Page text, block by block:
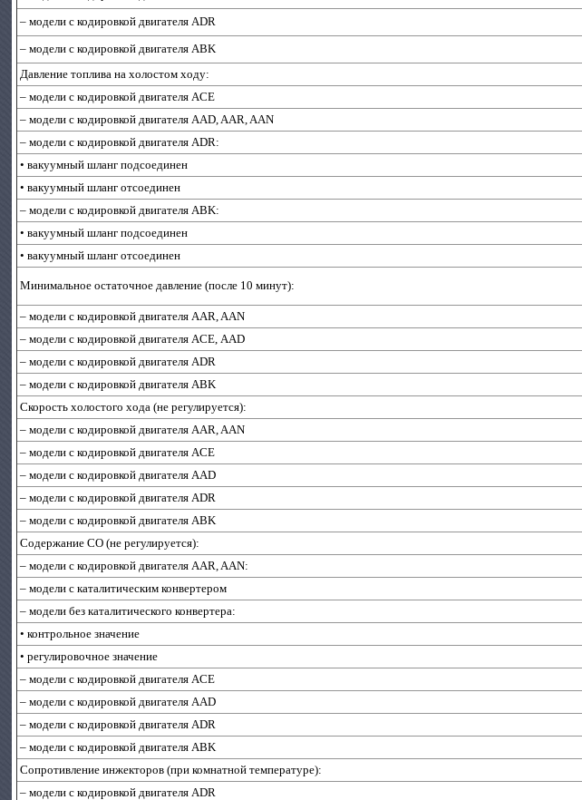
– модели с кодировкой двигателя ADR
– модели с кодировкой двигателя ABK
Давление топлива на холостом ходу:
– модели с кодировкой двигателя AСЕ
– модели с кодировкой двигателя AAD, AAR, AAN
– модели с кодировкой двигателя ADR:
• вакуумный шланг подсоединен
• вакуумный шланг отсоединен
– модели с кодировкой двигателя ABK:
• вакуумный шланг подсоединен
• вакуумный шланг отсоединен
Минимальное остаточное давление (после 10 минут):
– модели с кодировкой двигателя AAR, AAN
– модели с кодировкой двигателя AСЕ, AAD
– модели с кодировкой двигателя ADR
– модели с кодировкой двигателя ABK
Скорость холостого хода (не регулируется):
– модели с кодировкой двигателя AAR, AAN
– модели с кодировкой двигателя AСЕ
– модели с кодировкой двигателя AAD
– модели с кодировкой двигателя ADR
– модели с кодировкой двигателя ABK
Содержание CO (не регулируется):
– модели с кодировкой двигателя AAR, AAN:
– модели с каталитическим конвертером
– модели без каталитического конвертера:
• контрольное значение
• регулировочное значение
– модели с кодировкой двигателя AСЕ
– модели с кодировкой двигателя AAD
– модели с кодировкой двигателя ADR
– модели с кодировкой двигателя ABK
Сопротивление инжекторов (при комнатной температуре):
– модели с кодировкой двигателя ADR